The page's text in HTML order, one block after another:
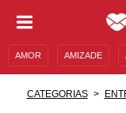
AMOR AMIZADE
CATEGORIAS